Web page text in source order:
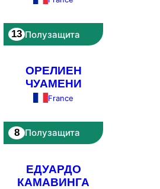
13 Полузащита
ОРЕЛИЕН
ЧУАМЕНИ
France
8 Полузащита
ЕДУАРДО
КАМАВИНГА